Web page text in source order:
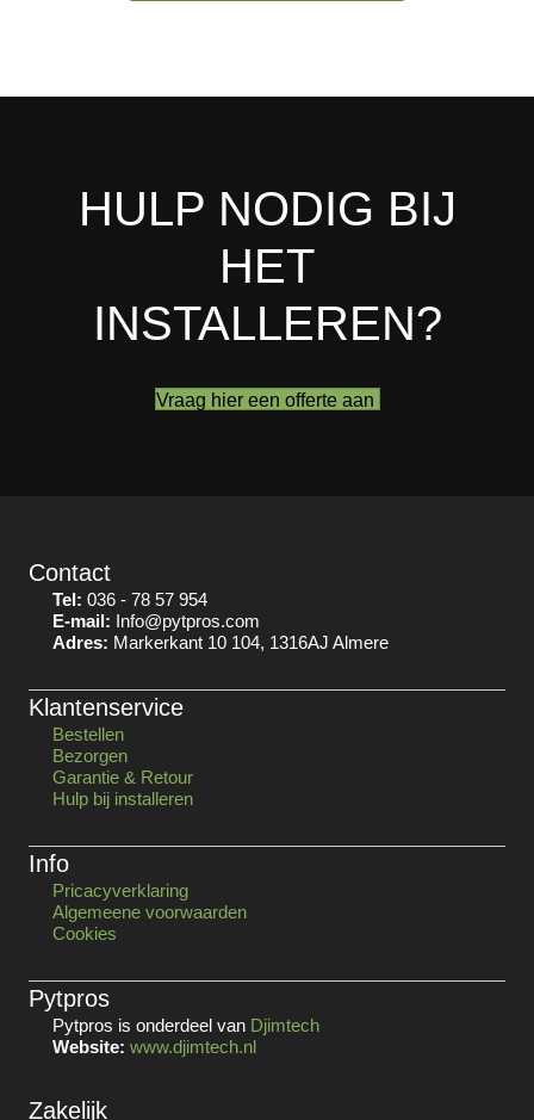
HULP NODIG BIJ
HET
INSTALLEREN?
Vraag hier een offerte aan
Contact
Tel: 036 - 78 57 954
E-mail: Info@pytpros.com
Adres: Markerkant 10 104, 1316AJ Almere
Klantenservice
Bestellen
Bezorgen
Garantie & Retour
Hulp bij installeren
Info
Pricacyverklaring
Algemeene voorwaarden
Cookies
Pytpros
Pytpros is onderdeel van Djimtech
Website: www.djimtech.nl
Zakelijk